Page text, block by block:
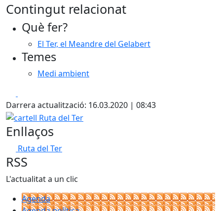
Contingut relacionat
Què fer?
El Ter, el Meandre del Gelabert
Temes
Medi ambient
Darrera actualització: 16.03.2020 | 08:43
cartell Ruta del Ter
Enllaços
Ruta del Ter
RSS
L'actualitat a un clic
Agenda